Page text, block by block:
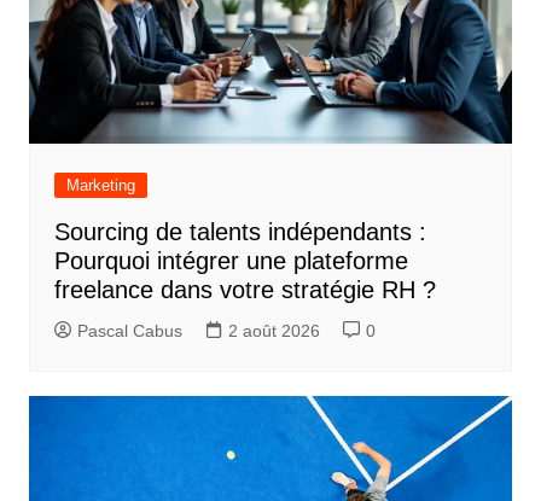
Marketing
Sourcing de talents indépendants :
Pourquoi intégrer une plateforme
freelance dans votre stratégie RH ?
Pascal Cabus 2 août 2026 0